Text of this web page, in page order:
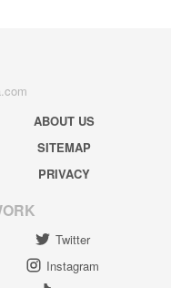
ABOUT US
SITEMAP
PRIVACY
Twitter
Instagram